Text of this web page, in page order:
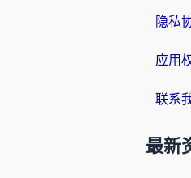
隐私
应用
联系
最新